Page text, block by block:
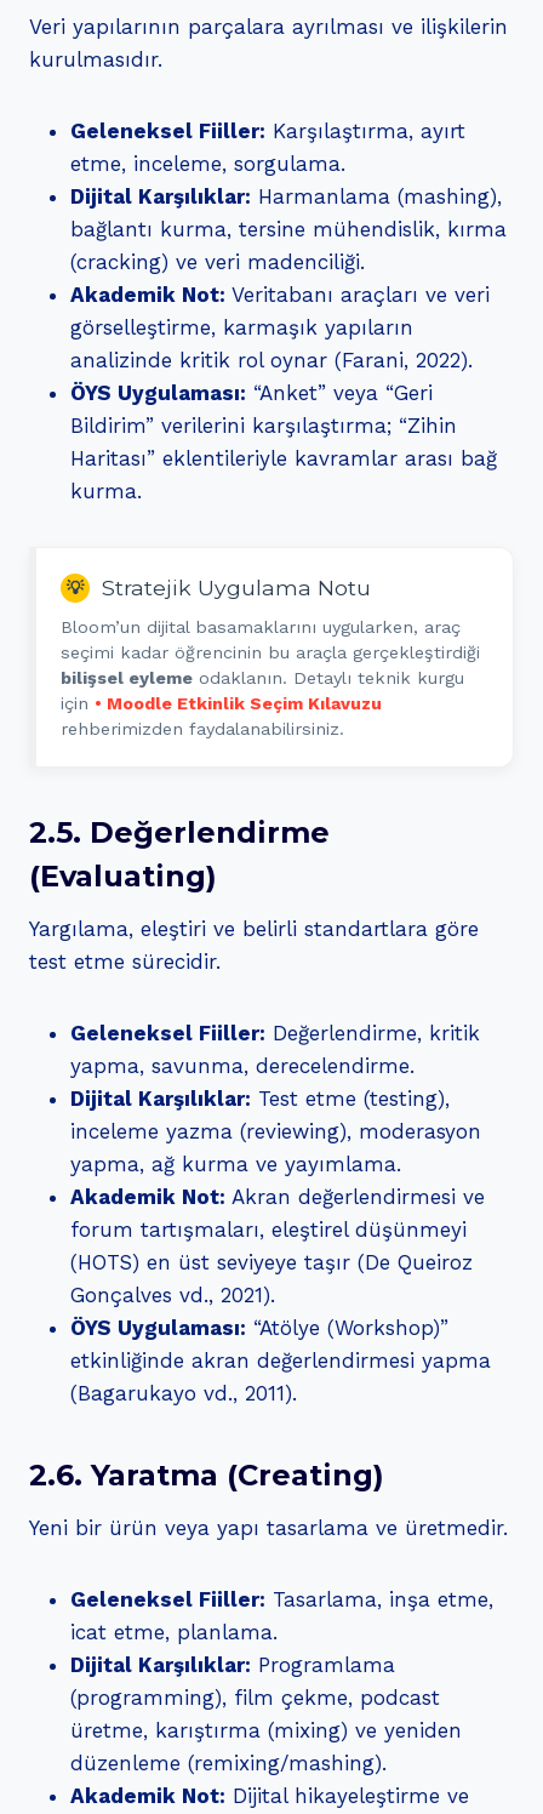
Veri yapılarının parçalara ayrılması ve ilişkilerin
kurulmasıdır.
Geleneksel Fiiller: Karşılaştırma, ayırt
etme, inceleme, sorgulama.
Dijital Karşılıklar: Harmanlama (mashing),
bağlantı kurma, tersine mühendislik, kırma
(cracking) ve veri madenciliği.
Akademik Not: Veritabanı araçları ve veri
görselleştirme, karmaşık yapıların
analizinde kritik rol oynar (Farani, 2022).
ÖYS Uygulaması: “Anket” veya “Geri
Bildirim” verilerini karşılaştırma; “Zihin
Haritası” eklentileriyle kavramlar arası bağ
kurma.
💡 Stratejik Uygulama Notu
Bloom’un dijital basamaklarını uygularken, araç
seçimi kadar öğrencinin bu araçla gerçekleştirdiği
bilişsel eyleme odaklanın. Detaylı teknik kurgu
için • Moodle Etkinlik Seçim Kılavuzu
rehberimizden faydalanabilirsiniz.
2.5. Değerlendirme
(Evaluating)
Yargılama, eleştiri ve belirli standartlara göre
test etme sürecidir.
Geleneksel Fiiller: Değerlendirme, kritik
yapma, savunma, derecelendirme.
Dijital Karşılıklar: Test etme (testing),
inceleme yazma (reviewing), moderasyon
yapma, ağ kurma ve yayımlama.
Akademik Not: Akran değerlendirmesi ve
forum tartışmaları, eleştirel düşünmeyi
(HOTS) en üst seviyeye taşır (De Queiroz
Gonçalves vd., 2021).
ÖYS Uygulaması: “Atölye (Workshop)”
etkinliğinde akran değerlendirmesi yapma
(Bagarukayo vd., 2011).
2.6. Yaratma (Creating)
Yeni bir ürün veya yapı tasarlama ve üretmedir.
Geleneksel Fiiller: Tasarlama, inşa etme,
icat etme, planlama.
Dijital Karşılıklar: Programlama
(programming), film çekme, podcast
üretme, karıştırma (mixing) ve yeniden
düzenleme (remixing/mashing).
Akademik Not: Dijital hikayeleştirme ve